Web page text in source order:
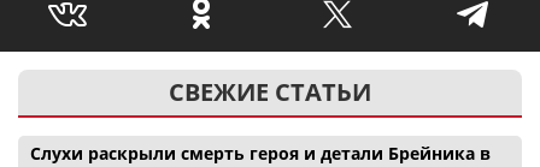
СВЕЖИЕ СТАТЬИ
Слухи раскрыли смерть героя и детали Брейника в